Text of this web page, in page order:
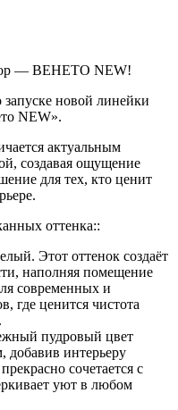
— ВЕНЕТО NEW!
запуске новой линейки
NEW».
актуальным
создавая ощущение
для тех, кто ценит
оттенка::
Этот оттенок создаёт
наполняя помещение
современных и
где ценится чистота
пудровый цвет
добавив интерьеру
сочетается с
уют в любом